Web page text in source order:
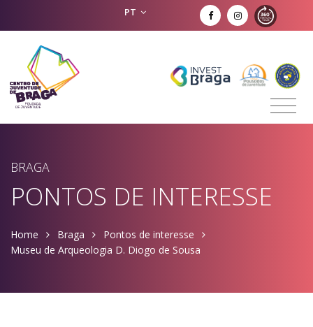
PT
BRAGA
PONTOS DE INTERESSE
Home Braga
Pontos de interesse
Museu de Arqueologia D. Diogo de Sousa